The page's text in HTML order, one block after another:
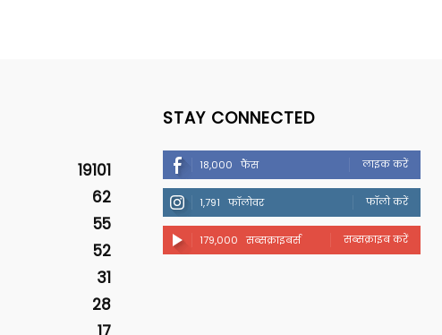
19101
62
55
52
31
28
STAY CONNECTED
18,000 फैंस लाइक करें
1,791 फॉलोवर फॉलो करें
179,000 सब्सक्राइबर्स सब्सक्राइब करें